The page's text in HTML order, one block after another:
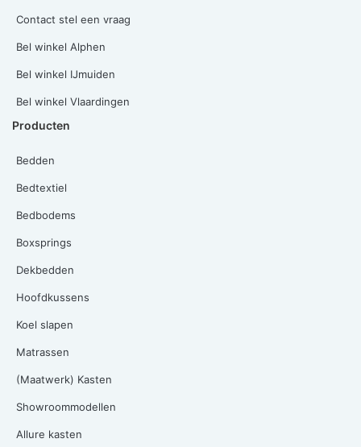
Contact stel een vraag
Bel winkel Alphen
Bel winkel IJmuiden
Bel winkel Vlaardingen
Producten
Bedden
Bedtextiel
Bedbodems
Boxsprings
Dekbedden
Hoofdkussens
Koel slapen
Matrassen
(Maatwerk) Kasten
Showroommodellen
Allure kasten